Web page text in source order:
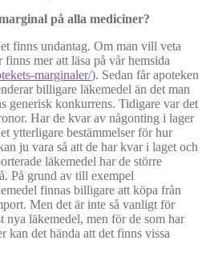
på alla mediciner?
finns undantag. Om man vill veta
mer att läsa på vår hemsida
marginaler/). Sedan får apoteken
billigare läkemedel än det man
generisk konkurrens. Tidigare var det
Har de kvar av någonting i lager
ytterligare bestämmelser för hur
ju vara så att de har kvar i laget och
läkemedel har de större
På grund av till exempel
finnas billigare att köpa från
Men det är inte så vanligt för
nya läkemedel, men för de som har
kan det hända att det finns vissa